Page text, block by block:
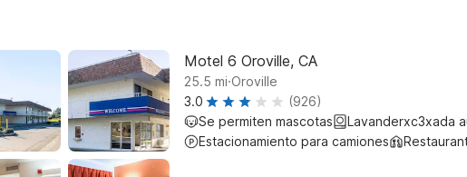
Motel 6 Oroville, CA
25.5 mi.Oroville
3.0
(926)
Se permiten mascotas
Lavanderxc3xada
Estacionamiento para camiones